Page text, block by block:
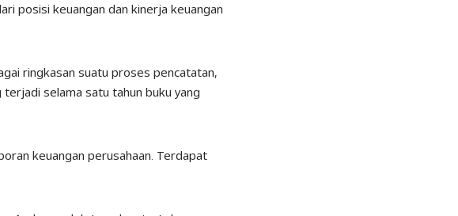
posisi keuangan dan kinerja keuangan
ringkasan suatu proses pencatatan,
selama satu tahun buku yang
keuangan perusahaan. Terdapat